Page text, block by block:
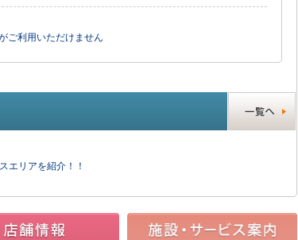
ご利用いただけません
エリアを紹介！！